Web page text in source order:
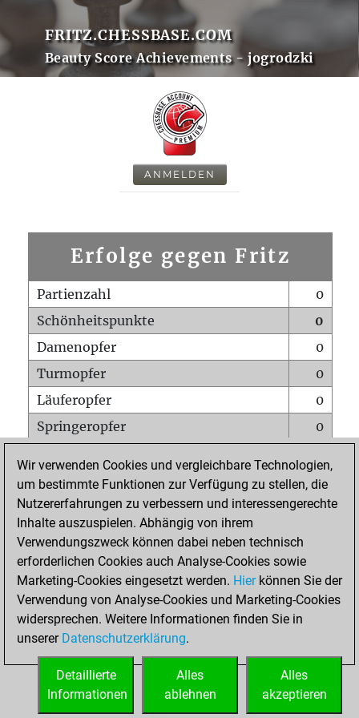
FRITZ.CHESSBASE.COM
Beauty Score Achievements - jogrodzki
ANMELDEN
Erfolge gegen Fritz
Partienzahl
0
Schönheitspunkte
0
Damenopfer
0
Turmopfer
0
Läuferopfer
0
Springeropfer
0
Matt auf vollem Brett
0
Bauer setzt Matt
0
Erstickte Matts
Unterverwandlungen
Türme auf der siebten
0
STARTSEITE
Wir verwenden Cookies und vergleichbare Technologien,
um bestimmte Funktionen zur Verfügung zu stellen, die
Nutzererfahrungen zu verbessern und interessengerechte
Inhalte auszuspielen. Abhängig von ihrem
Verwendungszweck können dabei neben technisch
erforderlichen Cookies auch Analyse-Cookies sowie
Marketing-Cookies eingesetzt werden. Hierkönnen Sie der
Verwendung von Analyse-Cookies und Marketing-Cookies
widersprechen. Weitere Informationen finden Sie in
unserer Datenschutzerklärung.
Alles
akzeptieren
Alles
ablehnen
Detaillierte
Informationen